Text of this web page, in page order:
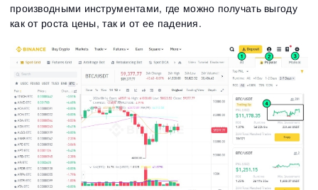
производными инструментами, где можно получать выгоду
как от роста цены, так и от ее падения.